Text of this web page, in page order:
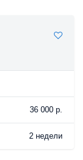
36 000 р.
2 недели